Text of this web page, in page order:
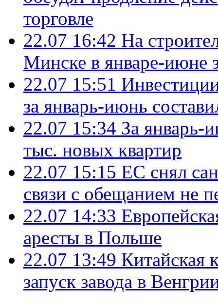
торговле
22.07 16:42 На
Минске в январе-июне
22.07 15:51
за январь-июнь
22.07 15:34 За январь-
тыс. новых квартир
22.07 15:15 ЕС снял
связи с обещанием не
22.07 14:33
аресты в Польше
22.07 13:49 Китайская
запуск завода в